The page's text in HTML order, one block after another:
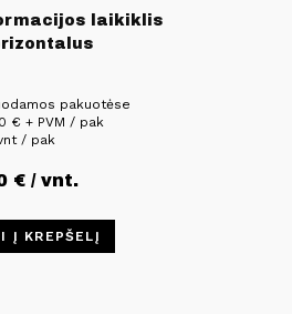
laikiklis
pakuotėse
€ + PVM / pak
/ pak
€/ vnt.
Į KREPŠELĮ